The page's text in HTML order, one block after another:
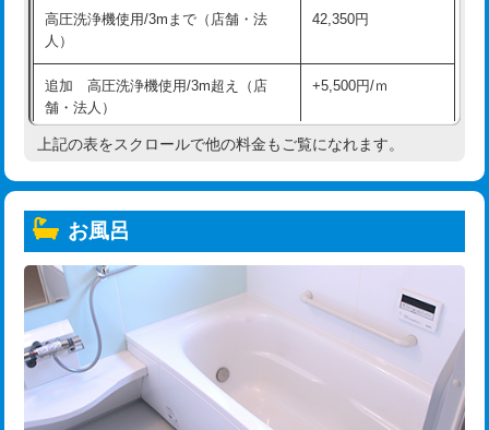
高圧洗浄機使用/3mまで（店舗・法
人）
42,350円
追加 高圧洗浄機使用/3m超え（店
舗・法人）
+5,500円/ｍ
高度高圧洗浄換 現地調査
トーラー機使用/3mまで
追加トーラー機使用/3m超え
カメラ調査 33,000円
桝清掃 8,800円
止水・漏水調査・防水処理・清掃・修
上記の表をスクロールで他の料金もご覧になれます。
お風呂